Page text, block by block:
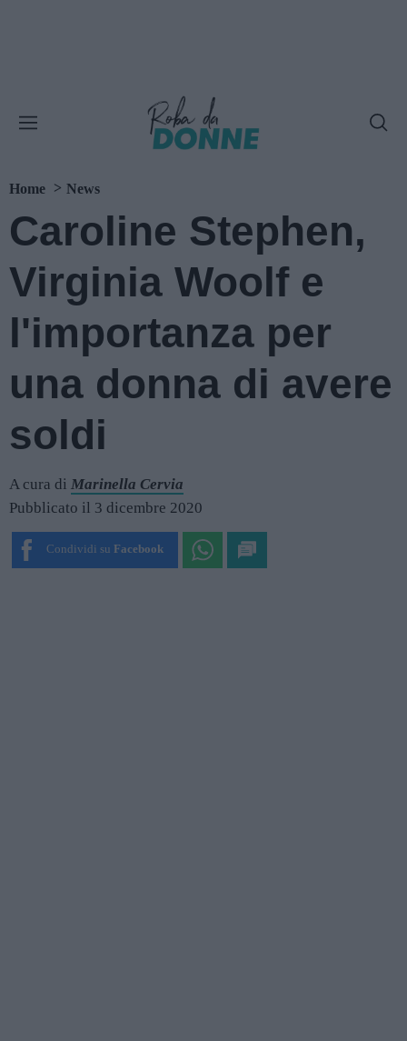
Home News
Caroline Stephen,
Virginia Woolf e
l'importanza per
una donna di avere
soldi
A cura di Marinella Cervia
Pubblicato il 3 dicembre 2020
Condividi su Facebook